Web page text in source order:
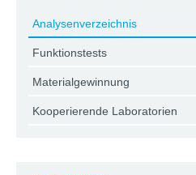
Analysenverzeichnis
Funktionstests
Materialgewinnung
Kooperierende Laboratorien